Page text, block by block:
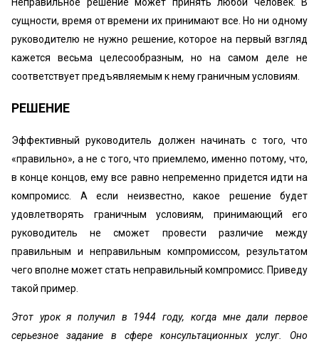
сущности, время от времени их принимают все. Но ни одному
руководителю не нужно решение, которое на первый взгляд
кажется весьма целесообразным, но на самом деле не
соответствует предъявляемым к нему граничным условиям.
РЕШЕНИЕ
Эффективный руководитель должен начинать с того, что
«правильно», а не с того, что приемлемо, именно потому, что,
в конце концов, ему все равно непременно придется идти на
компромисс. А если неизвестно, какое решение будет
удовлетворять граничным условиям, принимающий его
руководитель не сможет провести различие между
правильным и неправильным компромиссом, результатом
чего вполне может стать неправильный компромисс. Приведу
такой пример.
Этот урок я получил в 1944 году, когда мне дали первое
серьезное задание в сфере консультационных услуг. Оно